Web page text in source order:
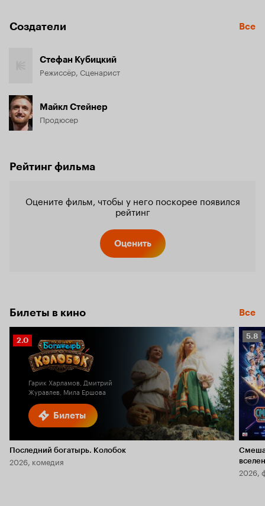
Создатели Все
Стефан Кубицкий
Режиссёр, Сценарист
Майкл Стейнер
Продюсер
Рейтинг фильма
Оцените фильм, чтобы у него поскорее появился
рейтинг
Оценить
Билеты в кино Все
Билеты
Рейтинг
Кинопоиска
2.0
Гарик Харламов, Дмитрий
Журавлев, Мила Ершова
Последний богатырь. Колобок
2026, комедия
5.8
5.8
2026,